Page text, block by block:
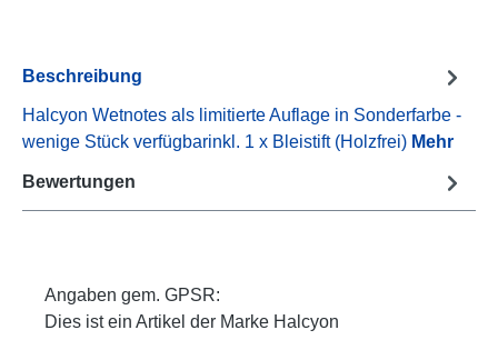
Beschreibung
Halcyon Wetnotes als limitierte Auflage in Sonderfarbe -
wenige Stück verfügbarinkl. 1 x Bleistift (Holzfrei) Mehr
Bewertungen
Angaben gem. GPSR:
Dies ist ein Artikel der Marke Halcyon